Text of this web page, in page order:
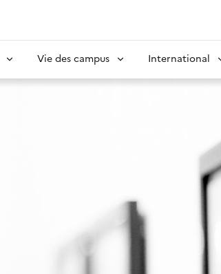
Vie des campus International